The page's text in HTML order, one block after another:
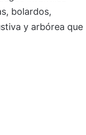
bolardos,
y arbórea que